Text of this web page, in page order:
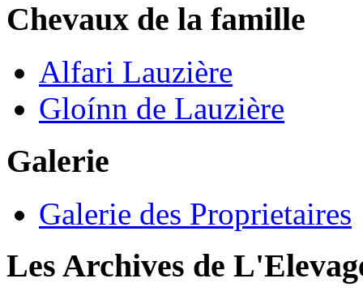
Chevaux de la famille
Alfari Lauzière
Gloínn de Lauzière
Galerie
Galerie des Proprietaires
Les Archives de